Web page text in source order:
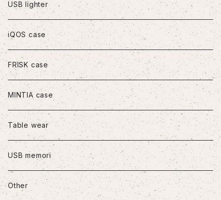
iPhoneXS Max
iPhone11
iPhone11Pro
iPhone11Pro Max
iPhone12/12Pro
iPhone12mini
iPhone12Pro Max
USB lighter
iQOS case
FRISK case
MINTIA case
Table wear
USB memori
Other